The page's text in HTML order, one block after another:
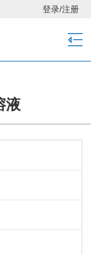
登录/注册
液